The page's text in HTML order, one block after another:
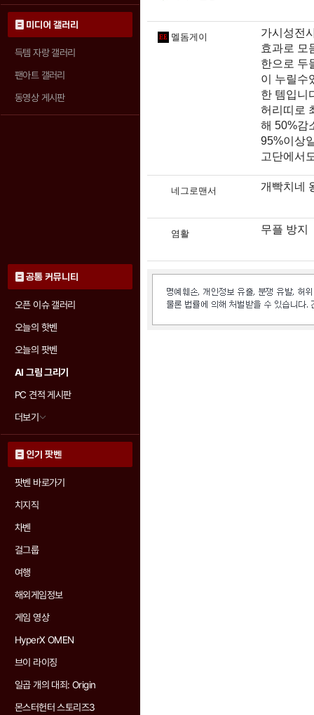
미디어 갤러리
득템 자랑 갤러리
팬아트 갤러리
동영상 게시판
공통 커뮤니티
오픈 이슈 갤러리
오늘의 핫벤
오늘의 팟벤
AI 그림 그리기
PC 견적 게시판
더보기
인기 팟벤
팟벤 바로가기
치지직
차벤
걸그룹
여행
해외게임정보
게임 영상
HyperX OMEN
브이 라이징
일곱 개의 대죄: Origin
몬스터헌터 스토리즈3
멜돔게이
가시성전
효과로 모
한으로 두
이 누릴수
한 템입니
허리띠로
해 50%감
95%이상
고단에서
네그로맨서 개빡치네
염활 무플 방지